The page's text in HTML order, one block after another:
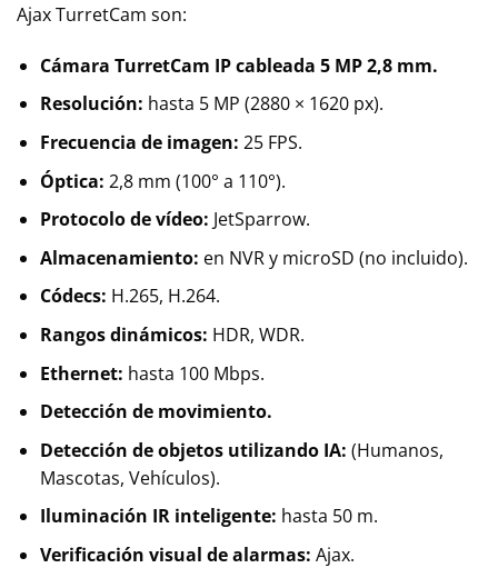
Ajax TurretCam son:
Cámara TurretCam IP cableada 5 MP 2,8 mm.
Resolución: hasta 5 MP (2880 × 1620 px).
Frecuencia de imagen: 25 FPS.
Óptica: 2,8 mm (100° a 110°).
Protocolo de vídeo: JetSparrow.
Almacenamiento: en NVR y microSD (no incluido).
Códecs: H.265, H.264.
Rangos dinámicos: HDR, WDR.
Ethernet: hasta 100 Mbps.
Detección de movimiento.
Detección de objetos utilizando IA: (Humanos,
Mascotas, Vehículos).
Iluminación IR inteligente: hasta 50 m.
Verificación visual de alarmas: Ajax.